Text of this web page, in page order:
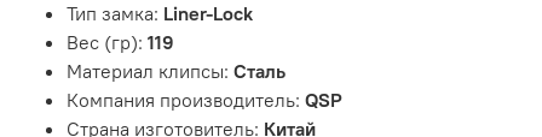
Тип замка: Liner-Lock
Вес (гр): 119
Материал клипсы: Сталь
Компания производитель: QSP
Страна изготовитель: Китай